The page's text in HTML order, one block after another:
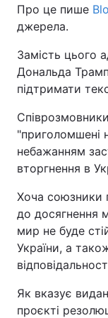
Про це пише
джерела.
Замість цього
Дональда
підтримати
"приголомшені
небажанням
вторгнення в
Хоча союзники
до досягнення
мир не буде
України, а
Як вказує
проєкті